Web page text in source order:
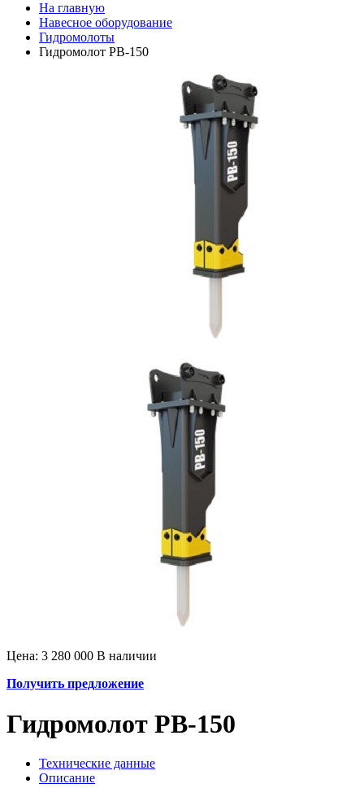
На главную
Навесное оборудование
Гидромолоты
Гидромолот PB-150
Цена: 3 280 000 В наличии
Получить предложение
Гидромолот PB-150
Технические данные
Описание